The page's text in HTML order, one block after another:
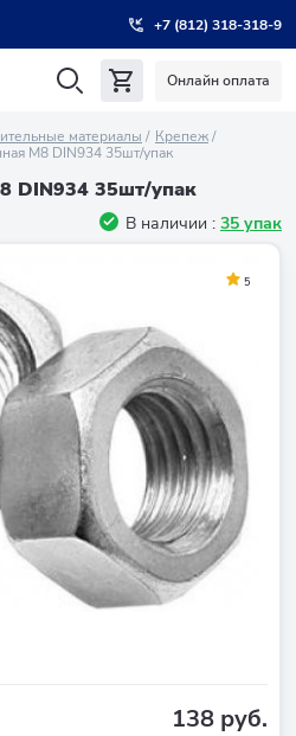
+7 (812) 318-318-9
Онлайн оплата
материалы
Крепеж
М8 DIN934 35шт/упак
DIN934 35шт/упак
В наличии : 35 упак
5
138 руб.